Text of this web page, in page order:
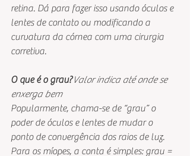
retina. Dá para fazer isso usando óculos e
lentes de contato ou modificando a
curvatura da córnea com uma cirurgia
corretiva.
O que é o grau?Valor indica até onde se
enxerga bem
Popularmente, chama-se de “grau” o
poder de óculos e lentes de mudar o
ponto de convergência dos raios de luz.
Para os míopes, a conta é simples: grau =